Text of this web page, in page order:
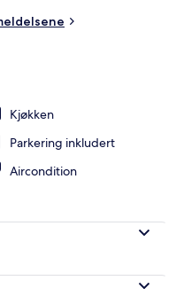
Kjøkken
Parkering inkludert
Aircondition